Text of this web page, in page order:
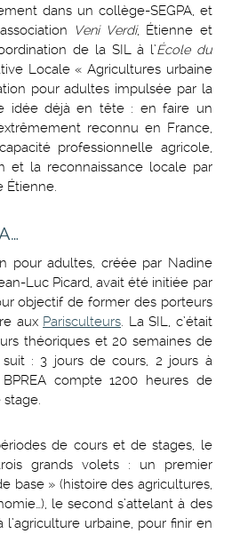
dans un collège-SEGPA, et
Veni Verdi, Étienne et
de la SIL à l’École du
Locale « Agricultures urbaine
pour adultes impulsée par la
idée déjà en tête : en faire un
reconnu en France,
professionnelle agricole,
et la reconnaissance locale par
Étienne.
pour adultes, créée par Nadine
Luc Picard, avait été initiée par
objectif de former des porteurs
aux Parisculteurs. La SIL, c’était
théoriques et 20 semaines de
: 3 jours de cours, 2 jours à
BPREA compte 1200 heures de
stage.
de cours et de stages, le
grands volets : un premier
base » (histoire des agricultures,
le second s’attelant à des
l’agriculture urbaine, pour finir en